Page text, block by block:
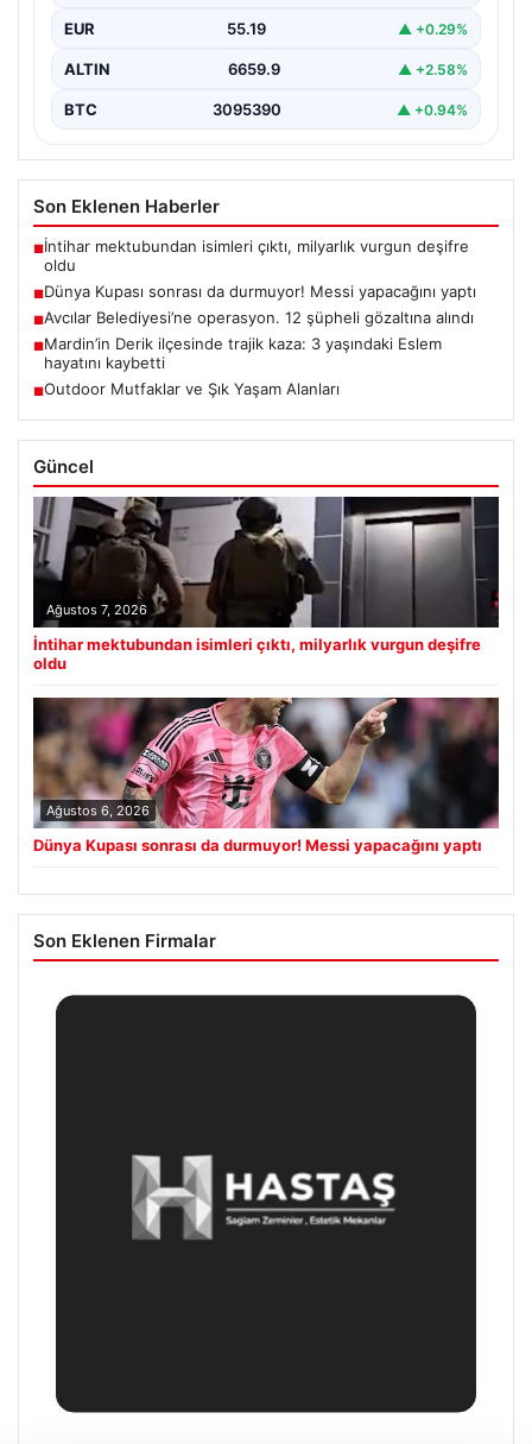
EUR 55.19 ▲ +0.29%
ALTIN 6659.9 ▲ +2.58%
BTC 3095390 ▲ +0.94%
Son Eklenen Haberler
■İntihar mektubundan isimleri çıktı, milyarlık vurgun deşifre
oldu
■Dünya Kupası sonrası da durmuyor! Messi yapacağını yaptı
■Avcılar Belediyesi’ne operasyon. 12 şüpheli gözaltına alındı
■Mardin’in Derik ilçesinde trajik kaza: 3 yaşındaki Eslem
hayatını kaybetti
■Outdoor Mutfaklar ve Şık Yaşam Alanları
Güncel
Ağustos 7, 2026
İntihar mektubundan isimleri çıktı, milyarlık vurgun deşifre
oldu
Ağustos 6, 2026
Dünya Kupası sonrası da durmuyor! Messi yapacağını yaptı
Son Eklenen Firmalar